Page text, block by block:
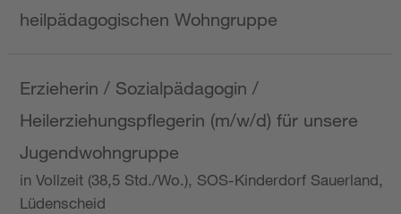
heilpädagogischen Wohngruppe
Erzieherin / Sozialpädagogin /
Heilerziehungspflegerin (m/w/d) für unsere
Jugendwohngruppe
in Vollzeit (38,5 Std./Wo.), SOS-Kinderdorf Sauerland,
Lüdenscheid